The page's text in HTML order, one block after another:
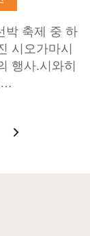
박 축제 중 하
시오가마시
행사.시와히
…